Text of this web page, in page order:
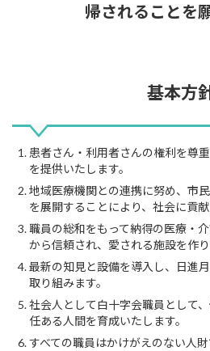
帰されることを
基本方
患者さん・利用者さんの権利を尊
を提供いたします。
地域医療機関との連携に努め、市
を展開することにより、社会に貢献
職員の総和をもって納得の医療・
から信頼され、愛される施設を作り
最新の知見と設備を導入し、日進
取り組みます。
社会人として白十字会職員として
任ある人間を育成いたします。
すべての職員はかけがえのない人